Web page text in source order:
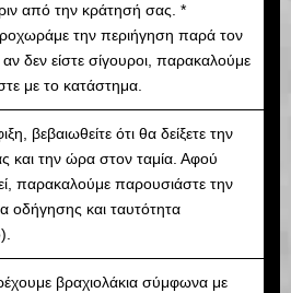
από την κράτησή σας. *
την περιήγηση παρά τον
δεν είστε σίγουροι, παρακαλούμε
με το κατάστημα.
βεβαιωθείτε ότι θα δείξετε την
και την ώρα στον ταμία. Αφού
παρακαλούμε παρουσιάστε την
οδήγησης και ταυτότητα
βραχιολάκια σύμφωνα με